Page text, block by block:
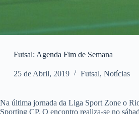
Futsal: Agenda Fim de Semana
25 de Abril, 2019 Futsal, Notícias
Na última jornada da Liga Sport Zone o
Sporting CP. O encontro realiza-se no